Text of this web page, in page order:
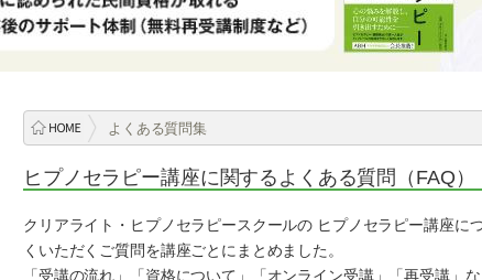
よくある質問集
ヒプノセラピー講座に関するよくある質問（FAQ）
クリアライト・ヒプノセラピースクールの ヒプノセラピー講座に
くいただくご質問を講座ごとにまとめました。
「受講の流れ」「資格について」「オンライン受講」「再受講」